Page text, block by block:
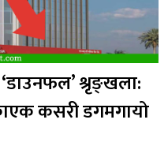
श्रृङ्खला:
कसरी डगमगायो